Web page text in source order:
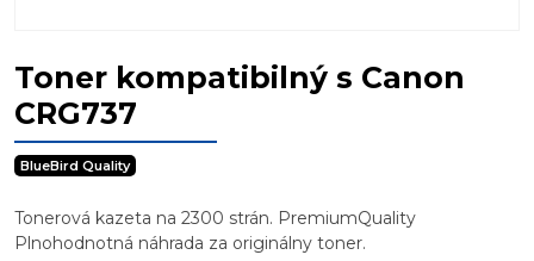
Toner kompatibilný s Canon
CRG737
BlueBird Quality
Tonerová kazeta na 2300 strán. PremiumQuality
Plnohodnotná náhrada za originálny toner.